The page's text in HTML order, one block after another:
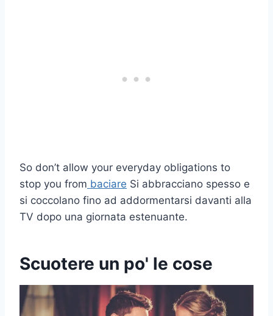
So don’t allow your everyday obligations to
stop you from baciare Si abbracciano spesso e
si coccolano fino ad addormentarsi davanti alla
TV dopo una giornata estenuante.
Scuotere un po' le cose